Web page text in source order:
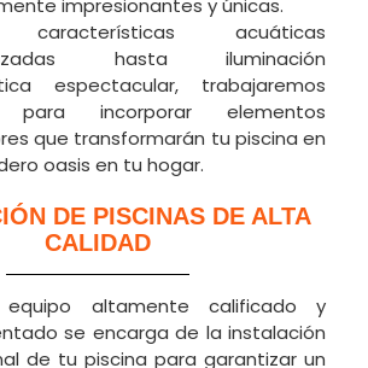
impresionantes y únicas.
características acuáticas
hasta iluminación
espectacular, trabajaremos
para incorporar elementos
que transformarán tu piscina en
oasis en tu hogar.
DE PISCINAS DE ALTA
CALIDAD
equipo altamente calificado y
se encarga de la instalación
de tu piscina para garantizar un